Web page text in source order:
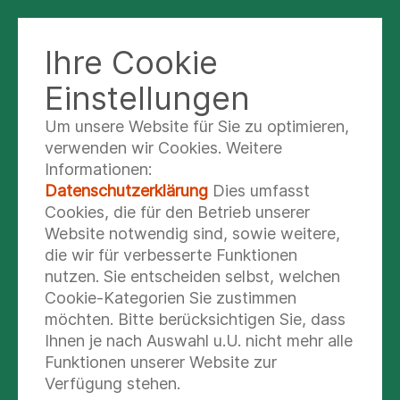
KLINIK NORD - HEIDBERG
Operationen des
Grünen Stars
(Glaukom)
Wir führen alle etablierten Operationen
des grünen Stars durch. Hierzu gehören
insbesondere:
Ihre Cookie
Einstellungen
Um unsere Website für Sie zu optimieren,
verwenden wir Cookies. Weitere
Informationen:
Datenschutzerklärung Dies umfasst
Cookies, die für den Betrieb unserer
Website notwendig sind, sowie weitere,
die wir für verbesserte Funktionen
nutzen. Sie entscheiden selbst, welchen
Cookie-Kategorien Sie zustimmen
möchten. Bitte berücksichtigen Sie, dass
Ihnen je nach Auswahl u.U. nicht mehr alle
Funktionen unserer Website zur
Verfügung stehen.